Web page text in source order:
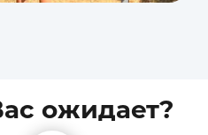
ожидает?